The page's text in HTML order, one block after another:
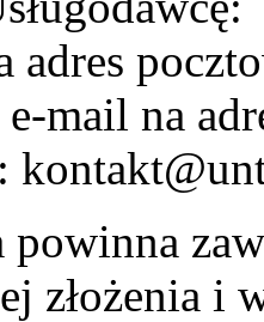
adres
e-mail na
powinna
złożenia i